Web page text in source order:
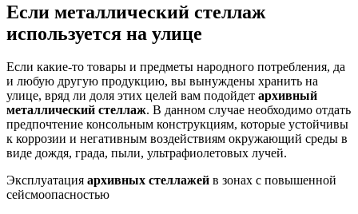
Если металлический стеллаж
используется на улице
Если какие-то товары и предметы народного потребления, да
и любую другую продукцию, вы вынуждены хранить на
улице, вряд ли доля этих целей вам подойдет архивный
металлический стеллаж. В данном случае необходимо отдать
предпочтение консольным конструкциям, которые устойчивы
к коррозии и негативным воздействиям окружающий среды в
виде дождя, града, пыли, ультрафиолетовых лучей.
Эксплуатация архивных стеллажей в зонах с повышенной
сейсмоопасностью